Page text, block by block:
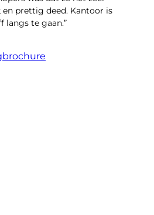
prettig deed. Kantoor is
langs te gaan.”